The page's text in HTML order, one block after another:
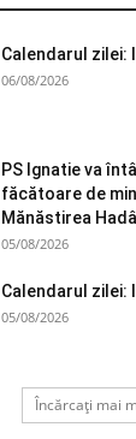
Calendarul zilei:
06/08/2026
PS Ignatie va
făcătoare de
Mănăstirea
05/08/2026
Calendarul zilei:
05/08/2026
Încărcați mai